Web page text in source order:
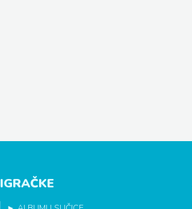
IGRAČKE